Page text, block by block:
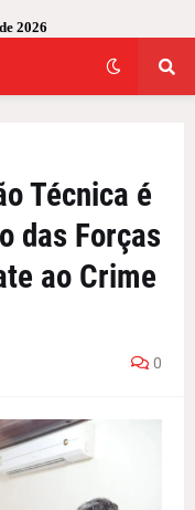
2026
Técnica é
das Forças
ao Crime
0